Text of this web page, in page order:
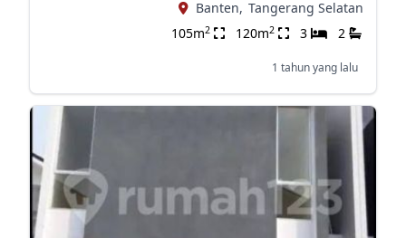
Banten, Tangerang Selatan
105m2 120m2 3 2
1 tahun yang lalu